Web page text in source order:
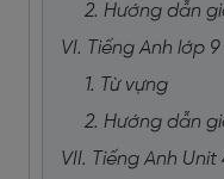
2. Hướng dẫn
VI. Tiếng Anh lớp 9
1. Từ vựng
2. Hướng dẫn
VII. Tiếng Anh